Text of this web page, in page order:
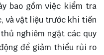
bao gồm việc kiểm tra
và vật liệu trước khi tiến
nghiêm ngặt các quy
để giảm thiểu rủi ro